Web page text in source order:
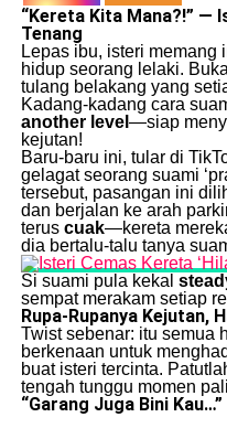
“Kereta Kita Mana?!” —
Tenang
Lepas ibu, isteri
hidup seorang lelaki.
tulang belakang yang
Kadang-kadang cara
another level —siap
kejutan!
Baru-baru ini, tular di
gelagat seorang suami
tersebut, pasangan ini
dan berjalan ke arah
terus cuak—kereta
dia bertalu-talu tanya
Si suami pula kekal
sempat merakam setiap
Rupa-Rupanya Kejutan,
Twist sebenar: itu semua
berkenaan untuk
buat isteri tercinta.
tengah tunggu momen
“Garang Juga Bini